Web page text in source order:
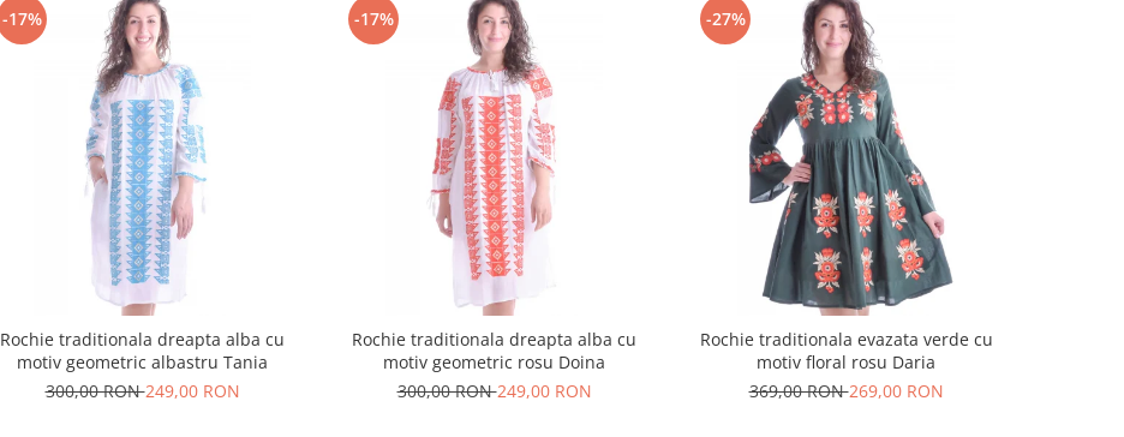
-17%
Rochie traditionala dreapta alba cu
motiv geometric albastru Tania
300,00 RON249,00 RON
-17%
Rochie traditionala dreapta alba cu
motiv geometric rosu Doina
300,00 RON249,00 RON
-27%
Rochie traditionala evazata verde cu
motiv floral rosu Daria
369,00 RON269,00 RON